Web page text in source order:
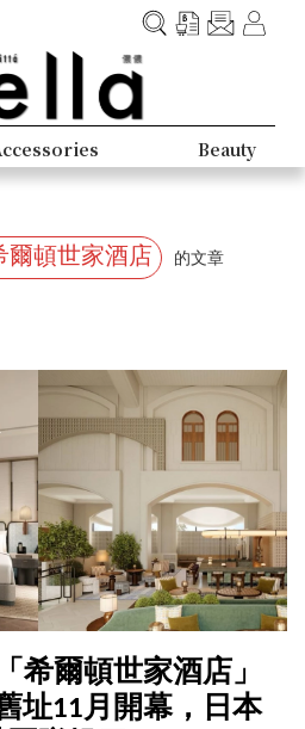
Beauty
爾頓世家酒店 的文章
希爾頓世家酒店」
址11月開幕，日本